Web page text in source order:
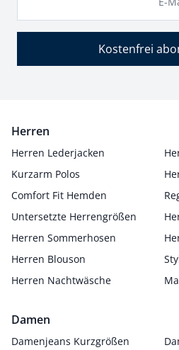
Kostenfrei
Herren
Herren Lederjacken
Kurzarm Polos
Comfort Fit Hemden
Untersetzte Herrengrößen
Herren Sommerhosen
Herren Blouson
Herren Nachtwäsche
Damen
Damenjeans Kurzgrößen